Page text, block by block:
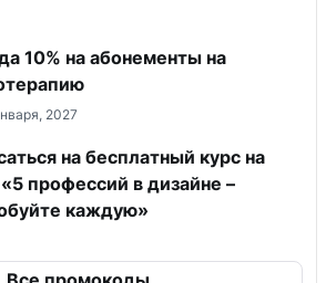
10% на абонементы на
2027
на бесплатный курс на
профессий в дизайне –
каждую»